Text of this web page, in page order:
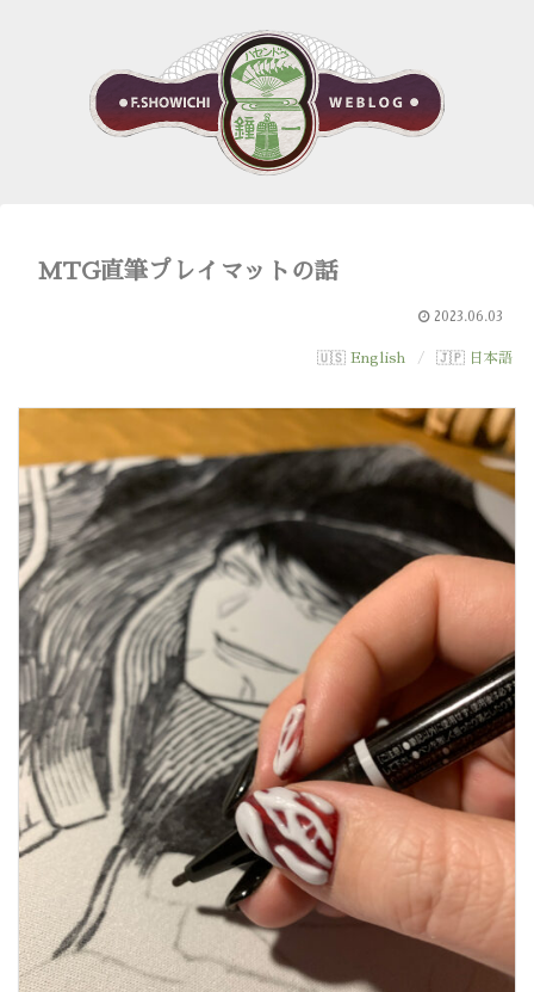
MTG直筆プレイマットの話
2023.06.03
English 日本語